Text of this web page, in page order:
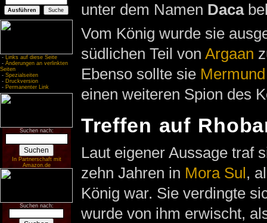
- Links auf diese Seite
- Änderungen an verlinkten
Seiten
- Spezialseiten
- Druckversion
- Permanenter Link
Suchen nach:
In Partnerschaft mit
Amazon.de
Suchen nach:
unter dem Namen Daca
Vom König wurde sie
südlichen Teil von Argaan
Ebenso sollte sie Mermund
einen weiteren Spion des
Treffen auf
Laut eigener Aussage traf
zehn Jahren in Mora Sul,
König war. Sie verdingte
wurde von ihm erwischt,